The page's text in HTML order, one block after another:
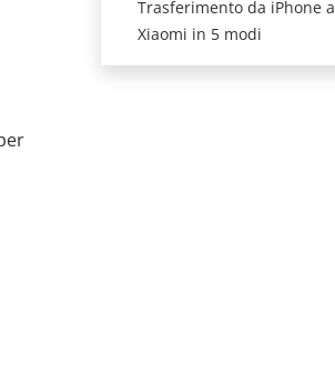
Trasferimento da iPhone a
Xiaomi in 5 modi